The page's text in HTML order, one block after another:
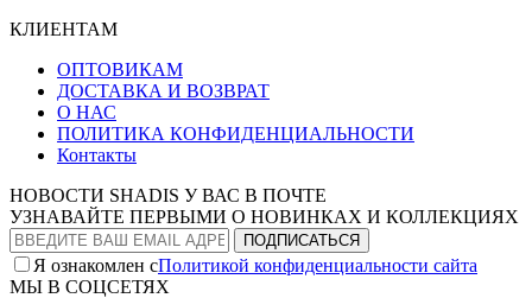
КЛИЕНТАМ
ОПТОВИКАМ
ДОСТАВКА И ВОЗВРАТ
О НАС
ПОЛИТИКА КОНФИДЕНЦИАЛЬНОСТИ
Контакты
НОВОСТИ SHADIS У ВАС В ПОЧТЕ
УЗНАВАЙТЕ ПЕРВЫМИ О НОВИНКАХ И КОЛЛЕКЦИЯХ
Я ознакомлен сПолитикой конфиденциальности сайта
МЫ В СОЦСЕТЯХ